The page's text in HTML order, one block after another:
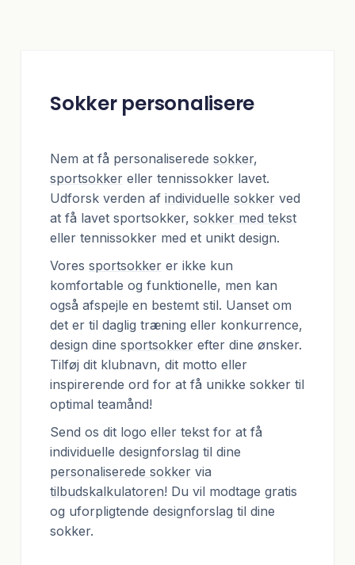
Sokker personalisere
Nem at få personaliserede sokker,
sportsokker eller tennissokker lavet.
Udforsk verden af individuelle sokker ved
at få lavet sportsokker, sokker med tekst
eller tennissokker med et unikt design.
Vores sportsokker er ikke kun
komfortable og funktionelle, men kan
også afspejle en bestemt stil. Uanset om
det er til daglig træning eller konkurrence,
design dine sportsokker efter dine ønsker.
Tilføj dit klubnavn, dit motto eller
inspirerende ord for at få unikke sokker til
optimal teamånd!
Send os dit logo eller tekst for at få
individuelle designforslag til dine
personaliserede sokker via
tilbudskalkulatoren! Du vil modtage gratis
og uforpligtende designforslag til dine
sokker.